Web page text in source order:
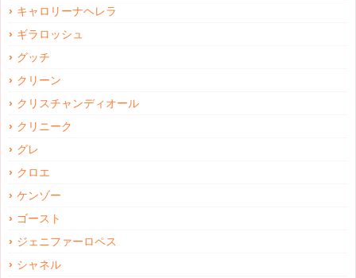
キャロリーナヘレラ
ギラロッシュ
グッチ
クリーン
クリスチャンディオール
クリニーク
グレ
クロエ
ケンゾー
ゴースト
ジェニファーロペス
シャネル